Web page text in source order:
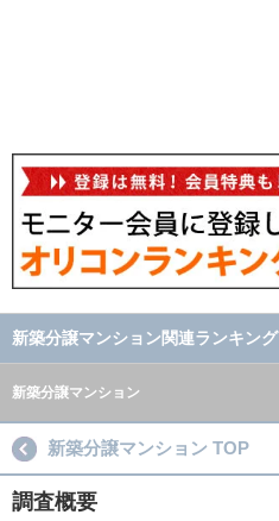
新築分譲マンション関連ランキング
新築分譲マンション
新築分譲マンション TOP
調査概要